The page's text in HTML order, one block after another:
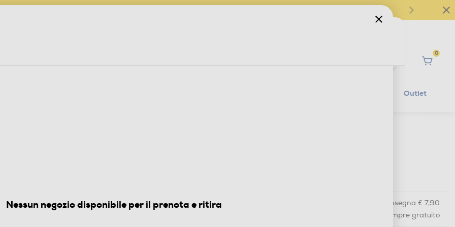
0
Outlet
laser
con consegna € 7,90
in 30 minuti e sempre gratuito
Nessun negozio disponibile per il prenota e ritira